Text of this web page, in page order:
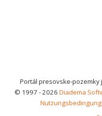
Portál presovske-pozemky
© 1997 - 2026 Diadema